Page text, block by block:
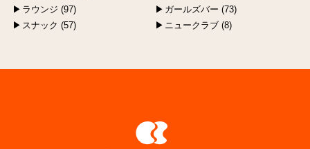
ラウンジ (97)
ガールズバー (73)
スナック (57)
ニュークラブ (8)